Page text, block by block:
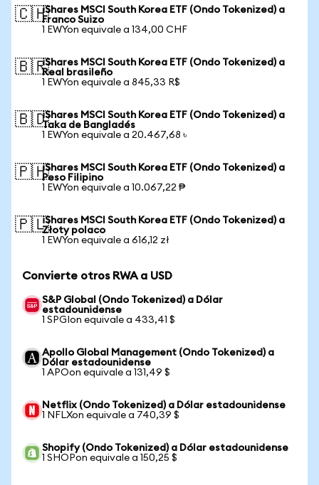
🇨🇭iShares MSCI South Korea ETF (Ondo Tokenized) a
Franco Suizo
1 EWYon equivale a 134,00 CHF
🇧🇷iShares MSCI South Korea ETF (Ondo Tokenized) a
Real brasileño
1 EWYon equivale a 845,33 R$
🇧🇩iShares MSCI South Korea ETF (Ondo Tokenized) a
Taka de Bangladés
1 EWYon equivale a 20.467,68 ৳
🇵🇭iShares MSCI South Korea ETF (Ondo Tokenized) a
Peso Filipino
1 EWYon equivale a 10.067,22 ₱
🇵🇱iShares MSCI South Korea ETF (Ondo Tokenized) a
Złoty polaco
1 EWYon equivale a 616,12 zł
Convierte otros RWA a USD
S&P Global (Ondo Tokenized) a Dólar
estadounidense
1 SPGIon equivale a 433,41 $
Apollo Global Management (Ondo Tokenized) a
Dólar estadounidense
1 APOon equivale a 131,49 $
Netflix (Ondo Tokenized) a Dólar estadounidense
1 NFLXon equivale a 740,39 $
Shopify (Ondo Tokenized) a Dólar estadounidense
1 SHOPon equivale a 150,25 $